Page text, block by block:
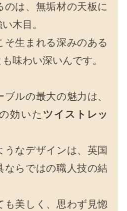
のは、無垢材の天板に
木目。
そ生まれる深みのある
味わい深いんです。
ルの最大の魅力は、
効いた ツイストレッ
うなデザインは、英国
ならではの職人技の結
も美しく、思わず見惚